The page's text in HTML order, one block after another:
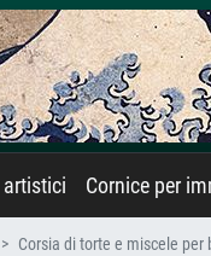
Cornice per
Corsia di torte e miscele